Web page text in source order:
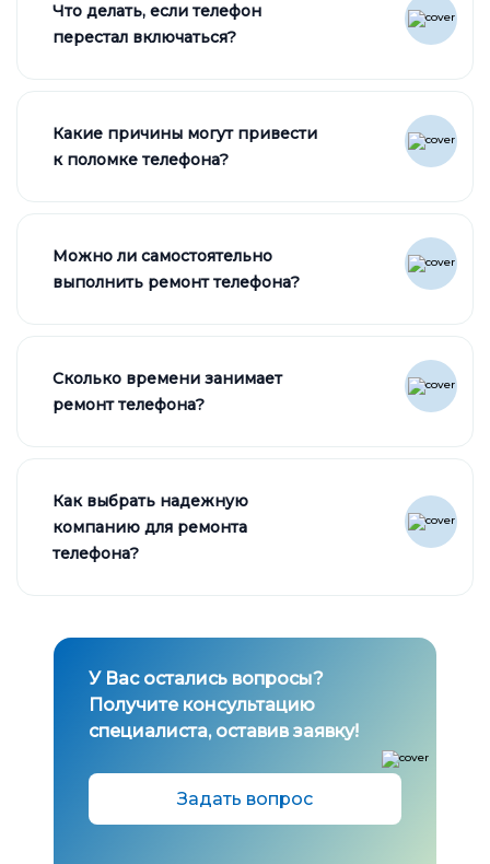
Что делать, если телефон
перестал включаться?
Какие причины могут привести
к поломке телефона?
Можно ли самостоятельно
выполнить ремонт телефона?
Сколько времени занимает
ремонт телефона?
Как выбрать надежную
компанию для ремонта
телефона?
У Вас остались вопросы?
Получите консультацию
специалиста, оставив заявку!
Задать вопрос